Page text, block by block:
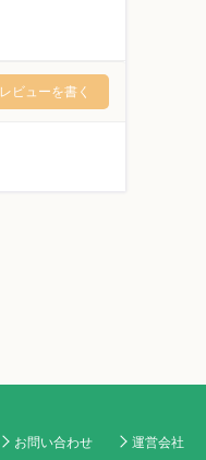
レビューを書く
お問い合わせ 運営会社